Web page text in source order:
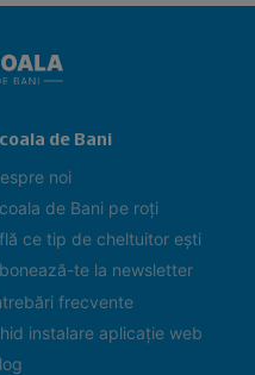
de Bani
noi
de Bani pe roți
ce tip de cheltuitor ești
te la newsletter
frecvente
instalare aplicație web